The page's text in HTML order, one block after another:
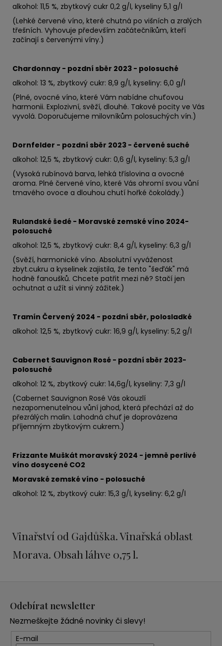
alkohol: 11,5 %, zbytkový cukr 0,2 g/l, kyseliny 5,1 g/l
(Lehké červené víno, které chutná po višních a zralých
třešních. Vyhovuje především začátečníkům, kteří
začínají s červenými víny.)
Chardonnay - pozdní sběr 2023 - polosuché
alkohol: 13 %, zbytkový cukr: 8,9 g/l, kyseliny: 6,0 g/l
(Plné, ovocné víno, které Vám nabídne chuťovou
harmonii. Explozivní, svěží, dlouhé. Takové pocity ve Vás
vyvolá. Doporučujeme milovníkům polosuchých vín.)
Dornfelder - pozdní sběr 2023 - červené suché
alkohol: 12,5 %, zbytkový cukr: 0,6 g/l, kyseliny: 5,3 g/l
(Vysoká rubínová barva, lehká tříslovina a ovocné
aroma. Plné červené víno, které Vás ohromí svou vůní
tmavého ovoce a dlouhou chutí hořké čokolády.)
Rulandské šedé - Moravské zemské víno 2024-
polosuché
alkohol: 12,5 %, zbytkový cukr: 8,4 g/l, kyseliny: 6,3 g/l
(Svěží, harmonické víno. Absolutní vyváženost
zbyt.cukru a kyselinek zajistila, že tento "šeďák" má
hodně fanoušků. Chcete patřit mezi ně? Stačí jen
ochutnat a užít si vinný zážitek.)
Tramín Červený 2024 - pozdní sběr, polosladké
alkohol: 12,5 %, zbytkový cukr: 16,9 g/l, kyseliny: 5,2 g/l
Cabernet Sauvignon Rosé - pozdní sběr 2023-
polosuché
alkohol: 12 %, zbytkový cukr: 14,6g/l, kyseliny: 7,3 g/l
(Cabernet Sauvignon Rosé Vás okouzlí
nezapomenutelnou vůní jahod, která přechází až do
přezrálých malin. Lahodná chuť je doprovázena
příjemným zbytkovým cukrem.)
Frizzante Muškát moravský 2024 - jemně perlivé
víno dosycené CO2
Moravské zemské víno - polosuché
alkohol: 12 %, zbytkový cukr: 15,3 g/l, kyseliny: 6,2 g/l
Vinařství od Gajdůška. Vinařská oblast
Morava. Obsah láhve 0,75 l.
Odebírat newsletter
Nezmeškejte žádné novinky či slevy!
E-mail